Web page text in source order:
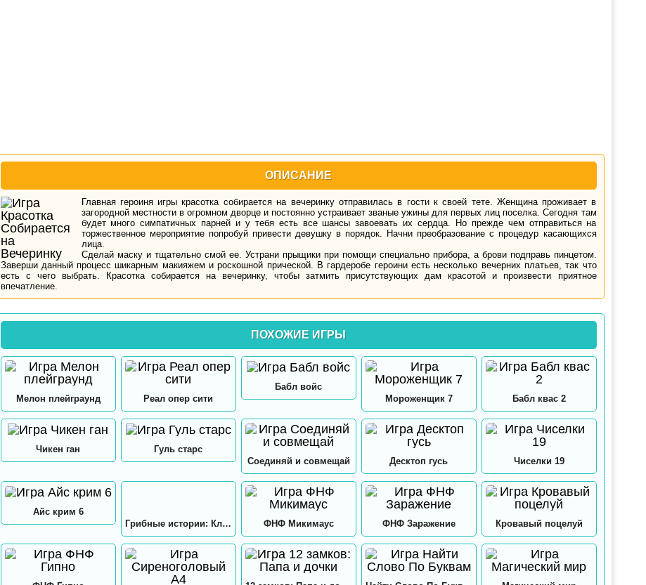
ОПИСАНИЕ
Главная героиня игры красотка собирается на вечеринку отправилась в гости к своей тете. Женщина проживает в
загородной местности в огромном дворце и постоянно устраивает званые ужины для первых лиц поселка. Сегодня там
будет много симпатичных парней и у тебя есть все шансы завоевать их сердца. Но прежде чем отправиться на
торжественное мероприятие попробуй привести девушку в порядок. Начни преобразование с процедур касающихся
лица.
Сделай маску и тщательно смой ее. Устрани прыщики при помощи специально прибора, а брови подправь пинцетом.
Заверши данный процесс шикарным макияжем и роскошной прической. В гардеробе героини есть несколько вечерних платьев, так что
есть с чего выбрать. Красотка собирается на вечеринку, чтобы затмить присутствующих дам красотой и произвести приятное
впечатление.
ПОХОЖИЕ ИГРЫ
Мелон плейграунд Реал опер сити
Бабл войс
Мороженщик 7
Бабл квас 2
Чикен ган
Гуль старс
Соединяй и совмещай
Десктоп гусь Чиселки 19
Айс крим 6
Грибные истории: Кликер
ФНФ Микимаус ФНФ Заражение Кровавый поцелуй